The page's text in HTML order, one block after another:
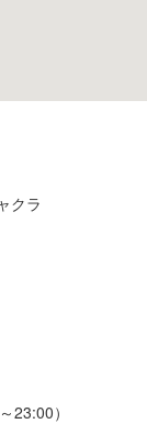
クラ
23:00）